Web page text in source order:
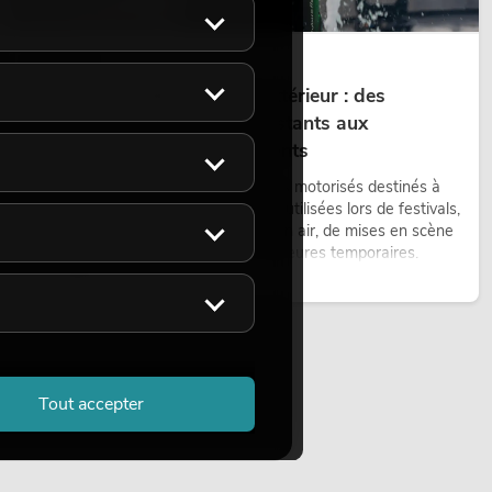
14.05.2026
Projecteurs à tête mobile d'extérieur : des
projecteurs à tête mobile résistants aux
intempéries pour les événements
Les lyres outdoor sont des projecteurs motorisés destinés à
une utilisation en extérieur. Elles sont utilisées lors de festivals,
de fêtes urbaines, de concerts en plein air, de mises en scène
architecturales et d’installations extérieures temporaires.
Lire maintenant
Tout accepter